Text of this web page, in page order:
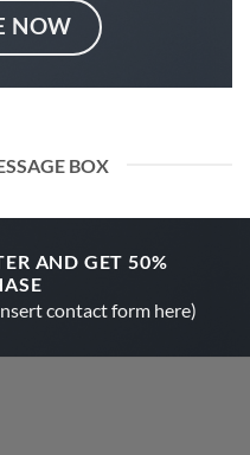
NOW
BOX
AND GET 50%
contact form here)